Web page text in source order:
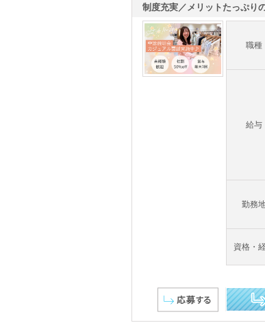
制度充実／メリットたっぷり
職種
給与
勤務
資格・